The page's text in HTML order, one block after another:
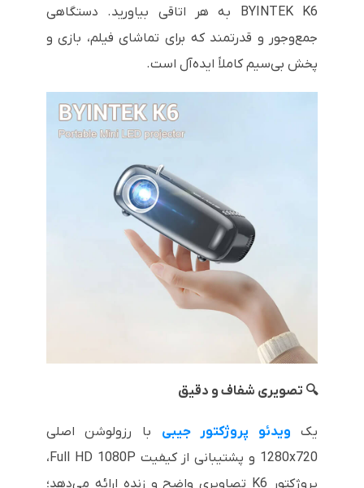
BYINTEK K6 به هر اتاقی بیاورید. دستگاهی
جمع‌وجور و قدرتمند که برای تماشای فیلم، بازی و
پخش بی‌سیم کاملاً ایده‌آل است.
🔍 تصویری شفاف و دقیق
یک ویدئو پروژکتور جیبی با رزولوشن اصلی
1280x720 و پشتیبانی از کیفیت Full HD 1080P،
پروژکتور K6 تصاویری واضح و زنده ارائه می‌دهد؛